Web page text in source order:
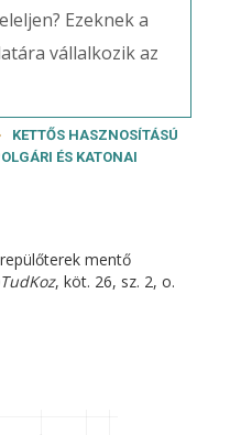
Ezeknek a
vállalkozik az
KETTŐS HASZNOSÍTÁSÚ
ÉS KATONAI
mentő
, köt. 26, sz. 2, o.